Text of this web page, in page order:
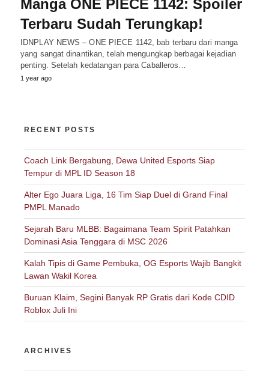
Manga ONE PIECE 1142: Spoiler
Terbaru Sudah Terungkap!
IDNPLAY NEWS – ONE PIECE 1142, bab terbaru dari manga
yang sangat dinantikan, telah mengungkap berbagai kejadian
penting. Setelah kedatangan para Caballeros…
1 year ago
RECENT POSTS
Coach Link Bergabung, Dewa United Esports Siap
Tempur di MPL ID Season 18
Alter Ego Juara Liga, 16 Tim Siap Duel di Grand Final
PMPL Manado
Sejarah Baru MLBB: Bagaimana Team Spirit Patahkan
Dominasi Asia Tenggara di MSC 2026
Kalah Tipis di Game Pembuka, OG Esports Wajib Bangkit
Lawan Wakil Korea
Buruan Klaim, Segini Banyak RP Gratis dari Kode CDID
Roblox Juli Ini
ARCHIVES